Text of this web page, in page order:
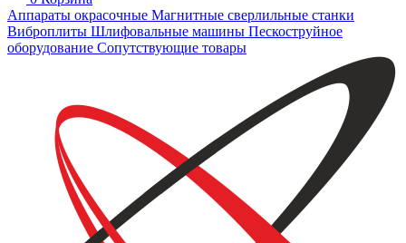
Аппараты окрасочные Магнитные сверлильные станки
Виброплиты Шлифовальные машины Пескоструйное
оборудование Сопутствующие товары